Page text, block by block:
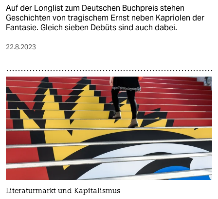
Auf der Longlist zum Deutschen Buchpreis stehen
Geschichten von tragischem Ernst neben Kapriolen der
Fantasie. Gleich sieben Debüts sind auch dabei.
22.8.2023
Literaturmarkt und Kapitalismus